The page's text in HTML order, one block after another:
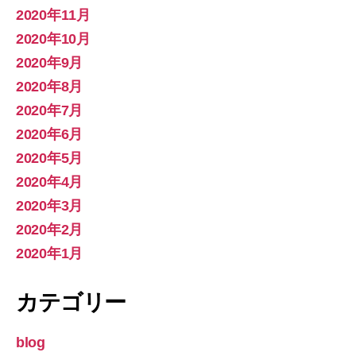
2020年11月
2020年10月
2020年9月
2020年8月
2020年7月
2020年6月
2020年5月
2020年4月
2020年3月
2020年2月
2020年1月
カテゴリー
blog